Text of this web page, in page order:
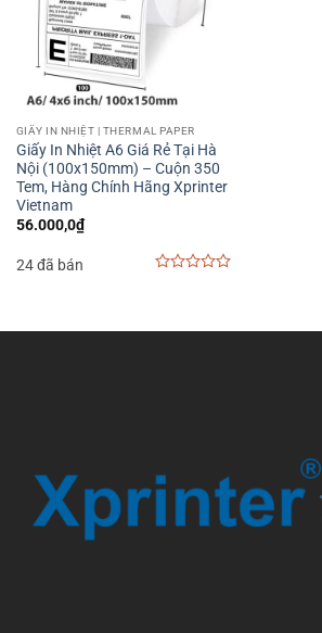
GIẤY IN NHIỆT | THERMAL PAPER
Giấy In Nhiệt A6 Giá Rẻ Tại Hà
Nội (100x150mm) – Cuộn 350
Tem, Hàng Chính Hãng Xprinter
Vietnam
56.000,0₫
24 đã bán
5